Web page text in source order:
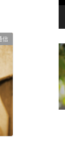
信